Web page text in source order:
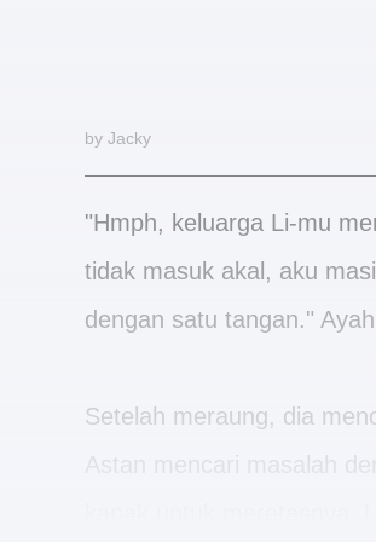
by Jacky
"Hmph, keluarga Li-mu
tidak masuk akal, aku
dengan satu tangan."
Setelah meraung, dia